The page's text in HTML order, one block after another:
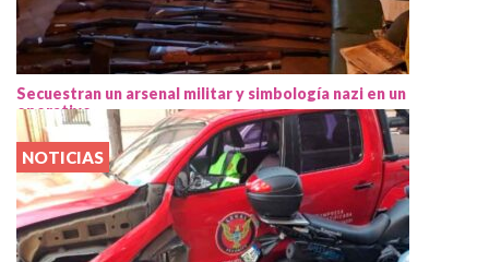
Secuestran un arsenal militar y simbología nazi en un
operativo
NOTICIAS